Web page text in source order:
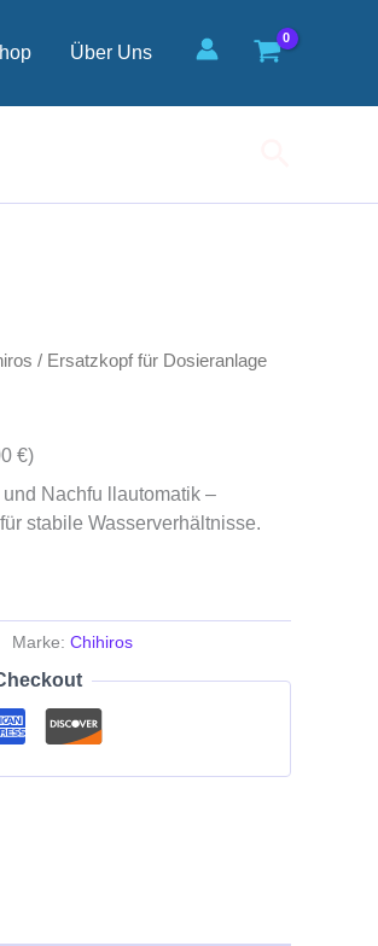
Über Uns
/ Ersatzkopf für Dosieranlage
€)
Nachfu llautomatik –
stabile Wasserverhältnisse.
Marke: Chihiros